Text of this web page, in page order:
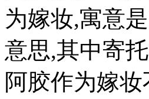
为嫁妆,寓意
意思,其中寄
阿胶作为嫁